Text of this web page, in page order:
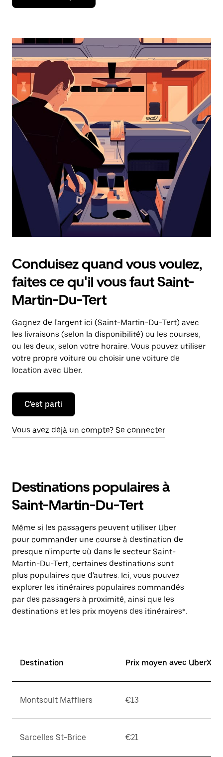
la
bas
interagir
avec
calendrier
et
sélectionner
une
date.
Appuyez
d'échappement
pour
fermer
calendrier.
Conduisez quand vous voulez,
faites ce qu'il vous faut Saint-
Martin-Du-Tert
Gagnez de l'argent ici (Saint-Martin-Du-Tert) avec
les livraisons (selon la disponibilité) ou les courses,
ou les deux, selon votre horaire. Vous pouvez utiliser
votre propre voiture ou choisir une voiture de
location avec Uber.
C'est parti
Vous avez déjà un compte? Se connecter
Destinations populaires à
Saint-Martin-Du-Tert
Même si les passagers peuvent utiliser Uber
pour commander une course à destination de
presque n'importe où dans le secteur Saint-
Martin-Du-Tert, certaines destinations sont
plus populaires que d'autres. Ici, vous pouvez
explorer les itinéraires populaires commandés
par des passagers à proximité, ainsi que les
destinations et les prix moyens des itinéraires*.
Destination Prix moyen avec UberX*
Montsoult Maffliers €13
Sarcelles St-Brice €21